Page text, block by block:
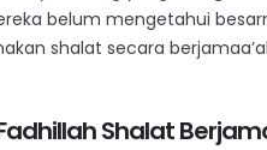
belum mengetahui
shalat secara
Shalat